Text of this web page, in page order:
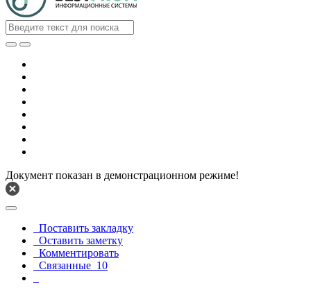
Документ показан в демонстрационном режиме!
Поставить закладку
Оставить заметку
Комментировать
Связанные 10